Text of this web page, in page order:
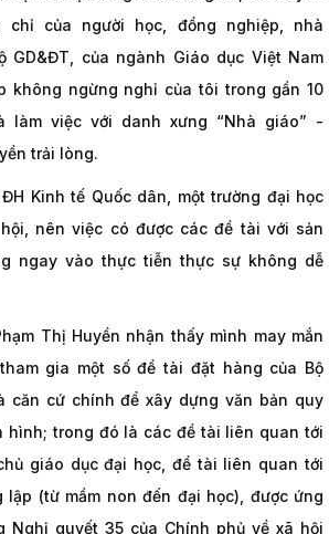
chỉ của người học, đồng nghiệp, nhà
GD&ĐT, của ngành Giáo dục Việt Nam
không ngừng nghỉ của tôi trong gần 10
làm việc với danh xưng “Nhà giáo” -
trải lòng.
Kinh tế Quốc dân, một trường đại học
nên việc có được các đề tài với sản
ngay vào thực tiễn thực sự không dễ
Thị Huyền nhận thấy mình may mắn
gia một số đề tài đặt hàng của Bộ
căn cứ chính để xây dựng văn bản quy
hình; trong đó là các đề tài liên quan tới
giáo dục đại học, đề tài liên quan tới
(từ mầm non đến đại học), được ứng
Nghị quyết 35 của Chính phủ về xã hội